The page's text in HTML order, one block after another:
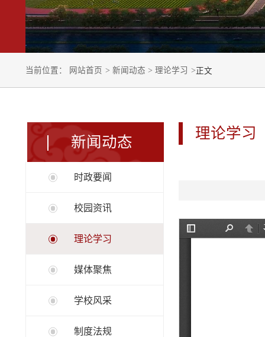
当前位置： 网站首页 > 新闻动态 > 理论学习 > 正文
新闻动态
时政要闻
校园资讯
理论学习
媒体聚焦
学校风采
制度法规
理论学习